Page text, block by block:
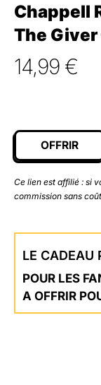
Chappell
The
14,99 €
OFFRIR
Ce lien est affilié : si
commission sans
LE CADEAU
POUR LES
A OFFRIR